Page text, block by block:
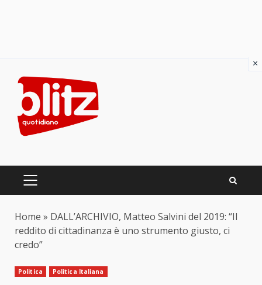
content
PRIMARY
Home » DALL’ARCHIVIO, Matteo Salvini del 2019: “Il
reddito di cittadinanza è uno strumento giusto, ci
credo”
Politica Politica Italiana
×